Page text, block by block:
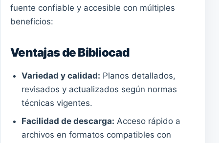
fuente confiable y accesible con múltiples
beneficios:
Ventajas de Bibliocad
Variedad y calidad: Planos detallados,
revisados y actualizados según normas
técnicas vigentes.
Facilidad de descarga: Acceso rápido a
archivos en formatos compatibles con